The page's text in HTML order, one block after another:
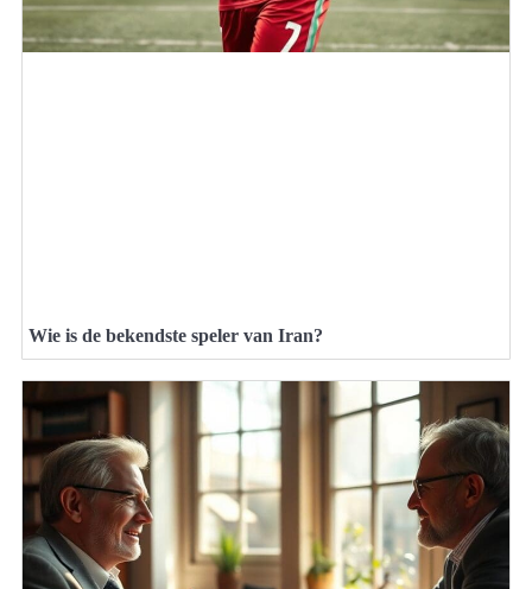
Wie is de bekendste speler van Iran?